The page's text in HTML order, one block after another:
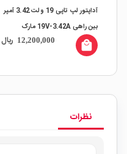
آداپتور لپ تاپی 19 ولت 3.42 آمپر
بین راهی 19V-3.42A مارک
HIPRO
12,200,000 ریال local_mall
نظرات